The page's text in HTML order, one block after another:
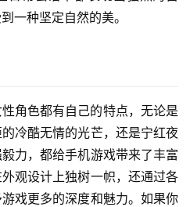
一种坚定自然的美。
性角色都有自己的特点，无论是
冷酷无情的光芒，还是宁红夜
力，都给手机游戏带来了丰富
观设计上独树一帜，还通过各
戏更多的深度和魅力。如果你